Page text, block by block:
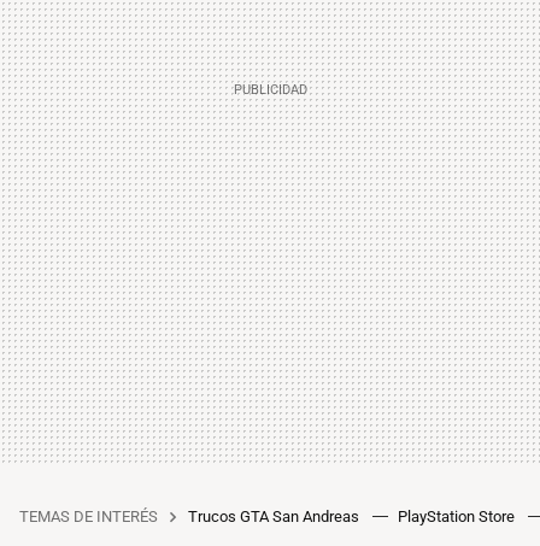
TEMAS DE INTERÉS Trucos GTA San Andreas PlayStation Store